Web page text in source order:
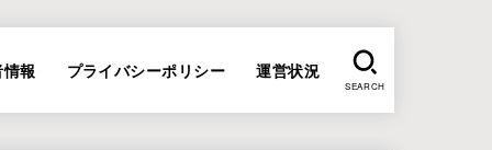
報 プライバシーポリシー 運営状況
SEARCH